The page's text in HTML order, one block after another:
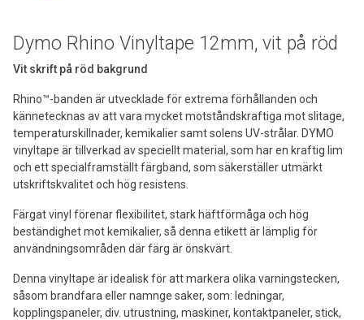
Dymo Rhino Vinyltape 12mm, vit på röd
Vit skrift på röd bakgrund
Rhino™-banden är utvecklade för extrema förhållanden och
kännetecknas av att vara mycket motståndskraftiga mot slitage,
temperaturskillnader, kemikalier samt solens UV-strålar. DYMO
vinyltape är tillverkad av speciellt material, som har en kraftig lim
och ett specialframställt färgband, som säkerställer utmärkt
utskriftskvalitet och hög resistens.
Färgat vinyl förenar flexibilitet, stark häftförmåga och hög
beständighet mot kemikalier, så denna etikett är lämplig för
användningsområden där färg är önskvärt.
Denna vinyltape är idealisk för att markera olika varningstecken,
såsom brandfara eller namnge saker, som: ledningar,
kopplingspaneler, div. utrustning, maskiner, kontaktpaneler, stick,